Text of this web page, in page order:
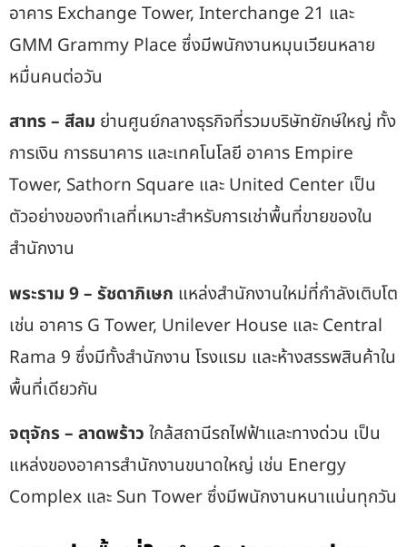
อาคาร Exchange Tower, Interchange 21 และ
GMM Grammy Place ซึ่งมีพนักงานหมุนเวียนหลาย
หมื่นคนต่อวัน
สาทร – สีลม ย่านศูนย์กลางธุรกิจที่รวมบริษัทยักษ์ใหญ่ ทั้ง
การเงิน การธนาคาร และเทคโนโลยี อาคาร Empire
Tower, Sathorn Square และ United Center เป็น
ตัวอย่างของทำเลที่เหมาะสำหรับการเช่าพื้นที่ขายของใน
สำนักงาน
พระราม 9 – รัชดาภิเษก แหล่งสำนักงานใหม่ที่กำลังเติบโต
เช่น อาคาร G Tower, Unilever House และ Central
Rama 9 ซึ่งมีทั้งสำนักงาน โรงแรม และห้างสรรพสินค้าใน
พื้นที่เดียวกัน
จตุจักร – ลาดพร้าว ใกล้สถานีรถไฟฟ้าและทางด่วน เป็น
แหล่งของอาคารสำนักงานขนาดใหญ่ เช่น Energy
Complex และ Sun Tower ซึ่งมีพนักงานหนาแน่นทุกวัน